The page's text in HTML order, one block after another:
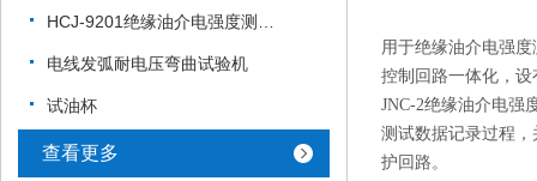
电线发弧耐电压弯曲试验机
试油杯
查看更多
用于绝缘油介电强
控制回路一体化，
JNC-2绝缘油介电强
测试数据记录过程
护回路。